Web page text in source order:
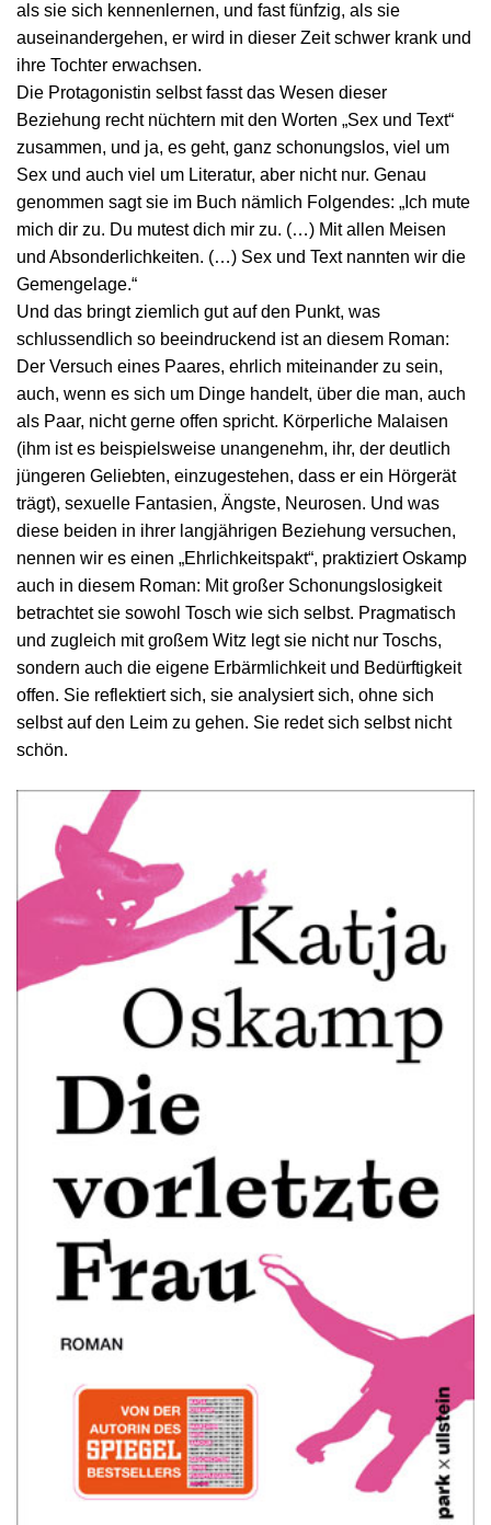
als sie sich kennenlernen, und fast fünfzig, als sie
auseinandergehen, er wird in dieser Zeit schwer krank und
ihre Tochter erwachsen.
Die Protagonistin selbst fasst das Wesen dieser
Beziehung recht nüchtern mit den Worten „Sex und Text“
zusammen, und ja, es geht, ganz schonungslos, viel um
Sex und auch viel um Literatur, aber nicht nur. Genau
genommen sagt sie im Buch nämlich Folgendes: „Ich mute
mich dir zu. Du mutest dich mir zu. (…) Mit allen Meisen
und Absonderlichkeiten. (…) Sex und Text nannten wir die
Gemengelage.“
Und das bringt ziemlich gut auf den Punkt, was
schlussendlich so beeindruckend ist an diesem Roman:
Der Versuch eines Paares, ehrlich miteinander zu sein,
auch, wenn es sich um Dinge handelt, über die man, auch
als Paar, nicht gerne offen spricht. Körperliche Malaisen
(ihm ist es beispielsweise unangenehm, ihr, der deutlich
jüngeren Geliebten, einzugestehen, dass er ein Hörgerät
trägt), sexuelle Fantasien, Ängste, Neurosen. Und was
diese beiden in ihrer langjährigen Beziehung versuchen,
nennen wir es einen „Ehrlichkeitspakt“, praktiziert Oskamp
auch in diesem Roman: Mit großer Schonungslosigkeit
betrachtet sie sowohl Tosch wie sich selbst. Pragmatisch
und zugleich mit großem Witz legt sie nicht nur Toschs,
sondern auch die eigene Erbärmlichkeit und Bedürftigkeit
offen. Sie reflektiert sich, sie analysiert sich, ohne sich
selbst auf den Leim zu gehen. Sie redet sich selbst nicht
schön.